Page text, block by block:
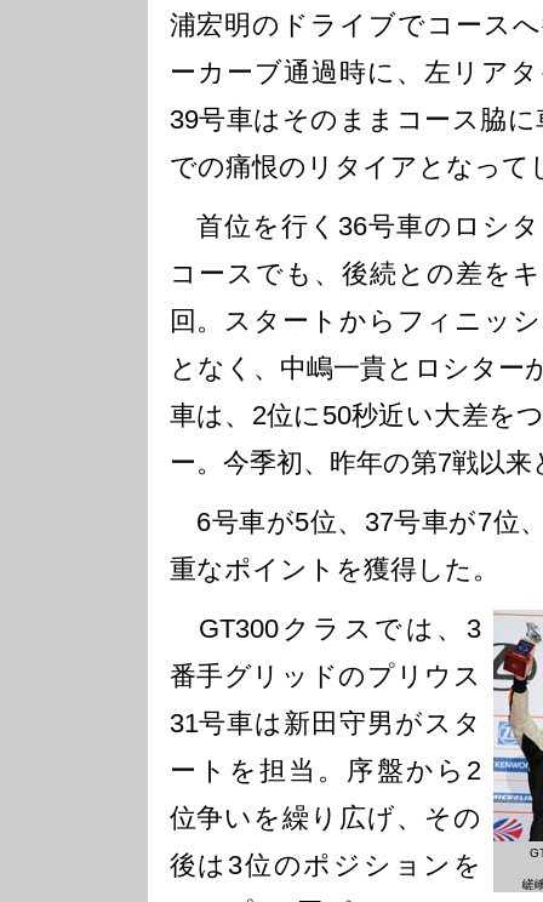
浦宏明のドライブでコース
ーカーブ通過時に、左リア
39号車はそのままコース脇
での痛恨のリタイアとなって
首位を行く36号車のロシ
コースでも、後続との差を
回。スタートからフィニッ
となく、中嶋一貴とロシター
車は、2位に50秒近い大差を
ー。今季初、昨年の第7戦以
6号車が5位、37号車が7位
重なポイントを獲得した。
嵯
GT300クラスでは、3
番手グリッドのプリウス
31号車は新田守男がスタ
ートを担当。序盤から2
位争いを繰り広げ、その
後は3位のポジションを